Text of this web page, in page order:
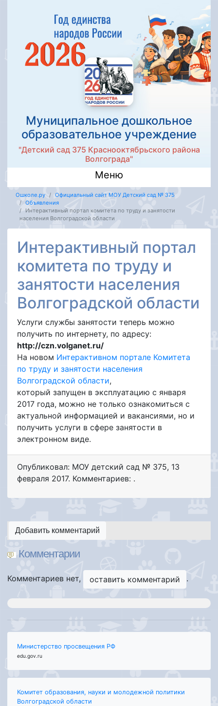
Муниципальное дошкольное
образовательное учреждение
"Детский сад 375 Краснооктябрьского района
Волгограда"
Меню
Ошколе.ру
Официальный сайт МОУ Детский сад № 375
Объявления
Интерактивный портал комитета по труду и занятости
населения Волгоградской области
Интерактивный портал
комитета по труду и
занятости населения
Волгоградской области
Услуги службы занятости теперь можно
получить по интернету, по адресу:
http://czn.volganet.ru/
На новом Интерактивном портале Комитета
по труду и занятости населения
Волгоградской области,
который запущен в эксплуатацию с января
2017 года, можно не только ознакомиться с
актуальной информацией и вакансиями, но и
получить услуги в сфере занятости в
электронном виде.
Опубликовал: МОУ детский сад № 375, 13
февраля 2017. Комментариев: .
Добавить комментарий
Комментарии
Комментариев нет, оставить комментарий .
Министерство просвещения РФ
edu.gov.ru
Комитет образования, науки и молодежной политики
Волгоградской области